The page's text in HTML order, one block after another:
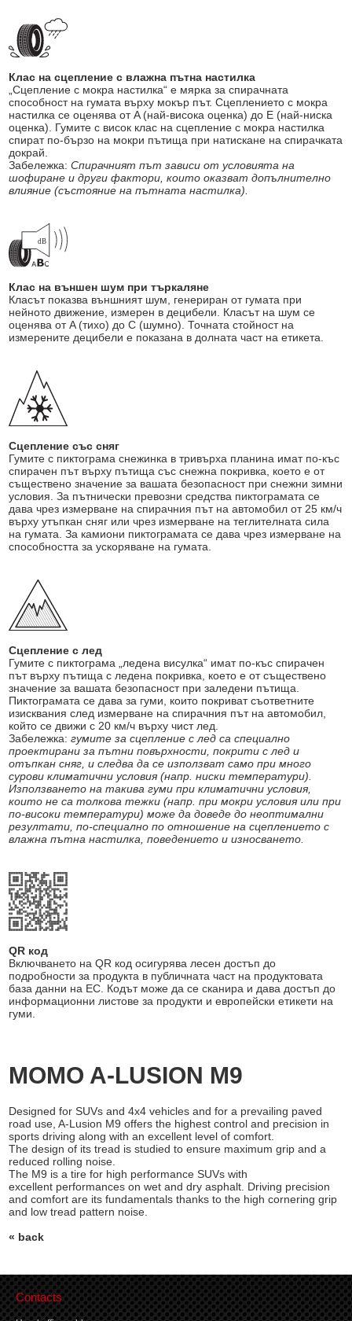
Клас на сцепление с влажна пътна настилка
„Сцепление с мокра настилка“ е мярка за спирачната
способност на гумата върху мокър път. Сцеплението с мокра
настилка се оценява от A (най-висока оценка) до E (най-ниска
оценка). Гумите с висок клас на сцепление с мокра настилка
спират по-бързо на мокри пътища при натискане на спирачката
докрай.
Забележка:Спирачният път зависи от условията на
шофиране и други фактори, които оказват допълнително
влияние (състояние на пътната настилка).
Клас на външен шум при търкаляне
Класът показва външният шум, генериран от гумата при
нейното движение, измерен в децибели. Класът на шум се
оценява от A (тихо) до C (шумно). Точната стойност на
измерените децибели е показана в долната част на етикета.
Сцепление със сняг
Гумите с пиктограма снежинка в тривърха планина имат по-къс
спирачен път върху пътища със снежна покривка, което е от
съществено значение за вашата безопасност при снежни зимни
условия. За пътнически превозни средства пиктограмата се
дава чрез измерване на спирачния път на автомобил от 25 км/ч
върху утъпкан сняг или чрез измерване на теглителната сила
на гумата. За камиони пиктограмата се дава чрез измерване на
способността за ускоряване на гумата.
Сцепление с лед
Гумите с пиктограма „ледена висулка“ имат по-къс спирачен
път върху пътища с ледена покривка, което е от съществено
значение за вашата безопасност при заледени пътища.
Пиктограмата се дава за гуми, които покриват съответните
изисквания след измерване на спирачния път на автомобил,
който се движи с 20 км/ч върху чист лед.
Забележка:гумите за сцепление с лед са специално
проектирани за пътни повърхности, покрити с лед и
отъпкан сняг, и следва да се използват само при много
сурови климатични условия (напр. ниски температури).
Използването на такива гуми при климатични условия,
които не са толкова тежки (напр. при мокри условия или при
по-високи температури) може да доведе до неоптимални
резултати, по-специално по отношение на сцеплението с
влажна пътна настилка, поведението и износването.
QR код
Включването на QR код осигурява лесен достъп до
подробности за продукта в публичната част на продуктовата
база данни на ЕС. Кодът може да се сканира и дава достъп до
информационни листове за продукти и европейски етикети на
гуми.
MOMO A-LUSION M9
Designed for SUVs and 4x4 vehicles and for a prevailing paved
road use, A-Lusion M9 offers the highest control and precision in
sports driving along with an excellent level of comfort.
The design of its tread is studied to ensure maximum grip and a
reduced rolling noise.
The M9 is a tire for high performance SUVs with
excellent performances on wet and dry asphalt. Driving precision
and comfort are its fundamentals thanks to the high cornering grip
and low tread pattern noise.
« back
Contacts